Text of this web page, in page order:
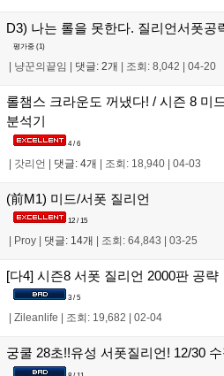
D3) 나는 롤을 못한다. 질리언서폿공
평가중 (1)
냥꾼의끝임 댓글: 2개 조회: 8,042 04-20
롤챔스 크라운도 꺼냈다! / 시즌 8 미
분석기
4 / 6
| 갓리언 | 댓글: 4개 | 조회: 18,940 | 04-03
(前M1) 미드/서폿 질리언
12 / 15
Proy 댓글: 14개 조회: 64,843 03-25
[다4] 시즌8 서폿 질리언 2000판 공략
3 / 5
Zileanlife 조회: 19,682 02-04
궁쿨 28초!!유성 서폿질리언! 12/30 수